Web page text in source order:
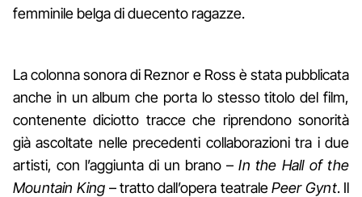
femminile belga di duecento ragazze.
La colonna sonora di Reznor e Ross è stata pubblicata
anche in un album che porta lo stesso titolo del film,
contenente diciotto tracce che riprendono sonorità
già ascoltate nelle precedenti collaborazioni tra i due
artisti, con l’aggiunta di un brano –In the Hall of the
Mountain King – tratto dall’opera teatralePeer Gynt. Il